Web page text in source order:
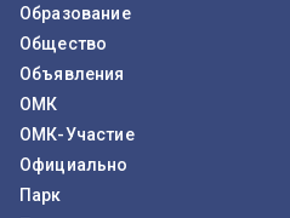
Образование
Общество
Объявления
ОМК
ОМК-Участие
Официально
Парк